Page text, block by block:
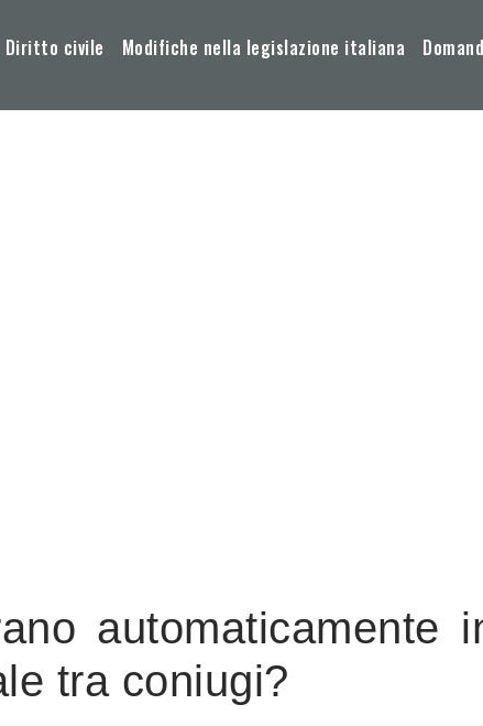
Diritto civile Modifiche nella legislazione italiana
automaticamente
tra coniugi?